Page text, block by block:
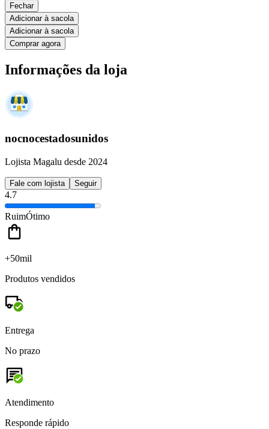
Fechar
Adicionar à sacola
Adicionar à sacola
Comprar agora
Informações da loja
nocnocestadosunidos
Lojista Magalu desde 2024
Fale com lojista Seguir
4.7
RuimÓtimo
+50mil
Produtos vendidos
Entrega
No prazo
Atendimento
Responde rápido